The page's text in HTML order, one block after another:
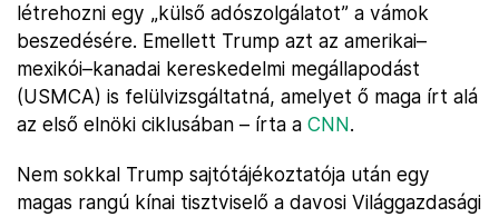
létrehozni egy „külső adószolgálatot” a vámok
beszedésére. Emellett Trump azt az amerikai–
mexikói–kanadai kereskedelmi megállapodást
(USMCA) is felülvizsgáltatná, amelyet ő maga írt alá
az első elnöki ciklusában – írta a CNN.
Nem sokkal Trump sajtótájékoztatója után egy
magas rangú kínai tisztviselő a davosi Világgazdasági